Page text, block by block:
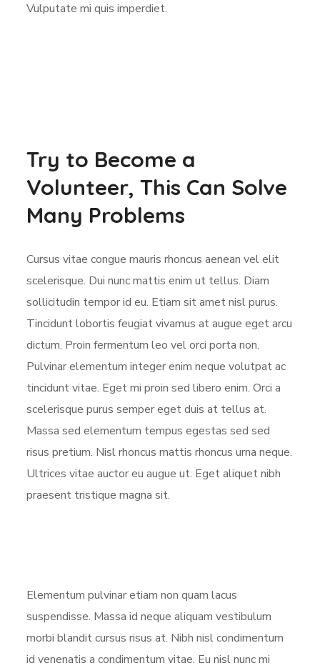
Vulputate mi quis imperdiet.
Try to Become a
Volunteer, This Can Solve
Many Problems
Cursus vitae congue mauris rhoncus aenean vel elit
scelerisque. Dui nunc mattis enim ut tellus. Diam
sollicitudin tempor id eu. Etiam sit amet nisl purus.
Tincidunt lobortis feugiat vivamus at augue eget arcu
dictum. Proin fermentum leo vel orci porta non.
Pulvinar elementum integer enim neque volutpat ac
tincidunt vitae. Eget mi proin sed libero enim. Orci a
scelerisque purus semper eget duis at tellus at.
Massa sed elementum tempus egestas sed sed
risus pretium. Nisl rhoncus mattis rhoncus urna neque.
Ultrices vitae auctor eu augue ut. Eget aliquet nibh
praesent tristique magna sit.
Elementum pulvinar etiam non quam lacus
suspendisse. Massa id neque aliquam vestibulum
morbi blandit cursus risus at. Nibh nisl condimentum
id venenatis a condimentum vitae. Eu nisl nunc mi